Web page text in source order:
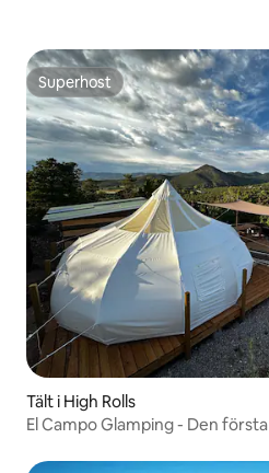
Superhost
Superhost
Tält i High Rolls
El Campo Glamping - Den första